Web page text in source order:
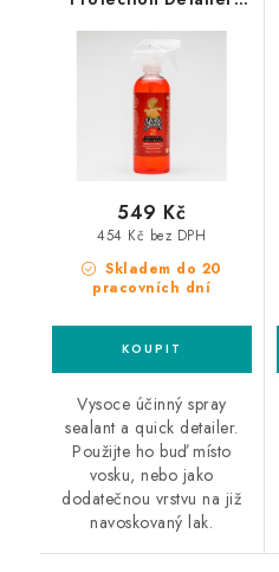
500ml protekční
detailer
Skladem do 20
pracovních dní
454 Kč bez DPH
549 Kč
Vysoce účinný spray
sealant a quick detailer.
Použijte ho buď místo
vosku, nebo jako
dodatečnou vrstvu na již
navoskovaný lak.